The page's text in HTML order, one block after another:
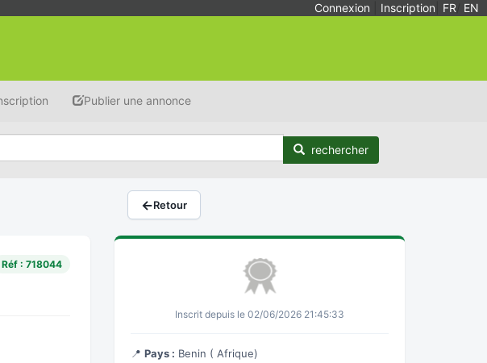
Connexion Inscription FR EN
Publier une annonce
rechercher
←Retour
Réf : 718044
Inscrit depuis le 02/06/2026 21:45:33
📍 Pays : Benin ( Afrique)